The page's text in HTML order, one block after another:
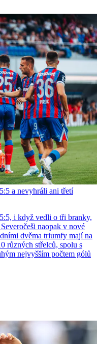
a nevyhráli ani třetí
i když vedli o tři branky,
naopak v nové
dvěma triumfy mají na
různých střelců, spolu s
nejvyšším počtem gólů